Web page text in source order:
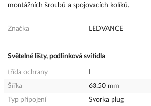
montážních šroubů a spojovacích kolíků.
Značka LEDVANCE
Světelné lišty, podlinková svítidla
třída ochrany
Šířka
63.50 mm
Typ připojení
Svorka plug